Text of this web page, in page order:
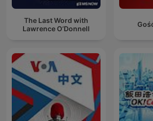
The Last Word with
Lawrence O’Donnell